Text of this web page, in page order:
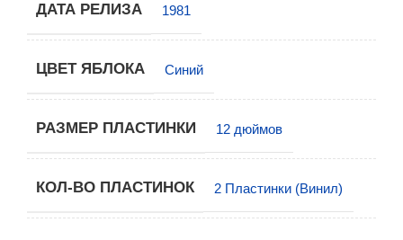
ДАТА РЕЛИЗА 1981
ЦВЕТ ЯБЛОКА Синий
РАЗМЕР ПЛАСТИНКИ 12 дюймов
КОЛ-ВО ПЛАСТИНОК 2 Пластинки (Винил)